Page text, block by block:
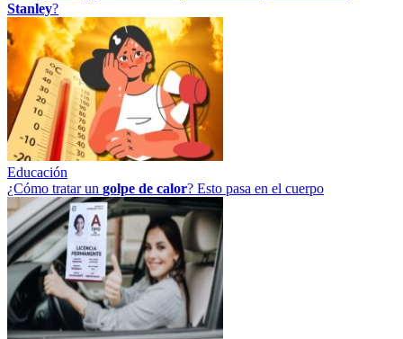
Stanley?
Educación
¿Cómo tratar un golpe de calor? Esto pasa en el cuerpo